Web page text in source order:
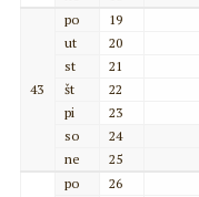
43
po
19
ut
20
st
21
št
22
pi
23
so
24
ne
25
po
26